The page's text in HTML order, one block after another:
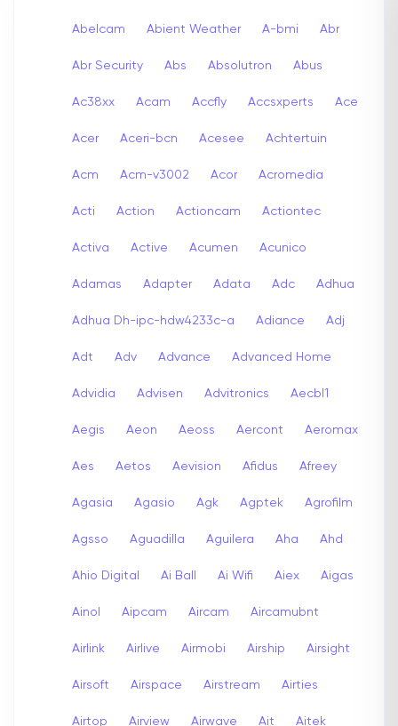
Abelcam Abient Weather A-bmi Abr
Abr Security Abs Absolutron Abus
Ac38xx Acam Accfly Accsxperts Ace
Acer Aceri-bcn Acesee Achtertuin
Acm Acm-v3002 Acor Acromedia
Acti Action Actioncam Actiontec
Activa Active Acumen Acunico
Adamas Adapter Adata Adc Adhua
Adhua Dh-ipc-hdw4233c-a Adiance Adj
Adt Adv Advance Advanced Home
Advidia Advisen Advitronics Aecbl1
Aegis Aeon Aeoss Aercont Aeromax
Aes Aetos Aevision Afidus Afreey
Agasia Agasio Agk Agptek Agrofilm
Agsso Aguadilla Aguilera Aha Ahd
Ahio Digital Ai Ball Ai Wifi Aiex Aigas
Ainol Aipcam Aircam Aircamubnt
Airlink Airlive Airmobi Airship Airsight
Airsoft Airspace Airstream Airties
Airtop Airview Airwave Ait Aitek